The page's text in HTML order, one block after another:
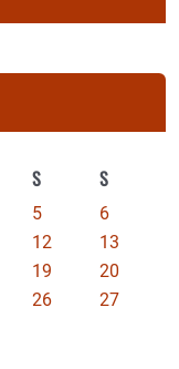
S S
5
6
12
13
19
20
26
27